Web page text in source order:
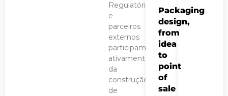
Regulatórios
e
parceiros
externos
participam
ativamente
da
construção
de
Packaging
design,
from
idea
to
point
of
sale